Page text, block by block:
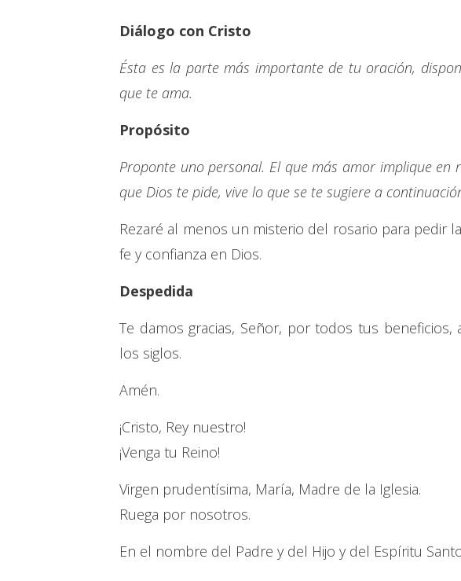
Diálogo con Cristo
Ésta es la parte más importante de tu oración,
que te ama.
Propósito
Proponte uno personal. El que más amor implique en
que Dios te pide, vive lo que se te sugiere a
Rezaré al menos un misterio del rosario para pedir
fe y confianza en Dios.
Despedida
Te damos gracias, Señor, por todos tus
los siglos.
Amén.
¡Cristo, Rey nuestro!
¡Venga tu Reino!
Virgen prudentísima, María, Madre de la Iglesia.
Ruega por nosotros.
En el nombre del Padre y del Hijo y del Espíritu